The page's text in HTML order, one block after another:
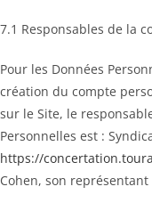
7.1 Responsables de la
Pour les Données
création du compte
sur le Site, le
Personnelles est :
https://
Cohen, son représentant